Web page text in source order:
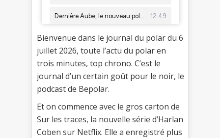
Bienvenue dans le journal du polar du 6
juillet 2026, toute l’actu du polar en
trois minutes, top chrono. C’est le
journal d’un certain goût pour le noir, le
podcast de Bepolar.
Et on commence avec le gros carton de
Sur les traces, la nouvelle série d’Harlan
Coben sur Netflix. Elle a enregistré plus